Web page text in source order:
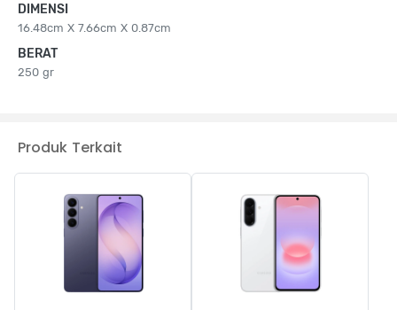
DIMENSI
16.48cm X 7.66cm X 0.87cm
BERAT
250 gr
Produk Terkait